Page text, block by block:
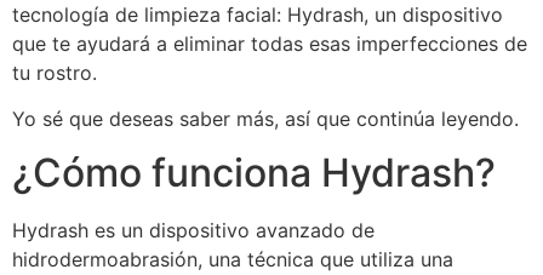
tecnología de limpieza facial: Hydrash, un dispositivo
que te ayudará a eliminar todas esas imperfecciones de
tu rostro.
Yo sé que deseas saber más, así que continúa leyendo.
¿Cómo funciona Hydrash?
Hydrash es un dispositivo avanzado de
hidrodermoabrasión, una técnica que utiliza una